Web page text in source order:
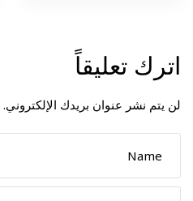
اترك تعليقاً
لن يتم نشر عنوان بريدك الإلكتروني.